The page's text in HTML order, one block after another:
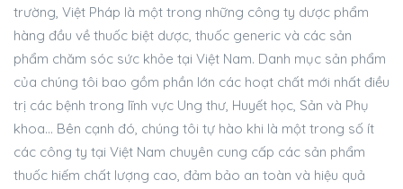
trường, Việt Pháp là một trong những công ty dược phẩm
hàng đầu về thuốc biệt dược, thuốc generic và các sản
phẩm chăm sóc sức khỏe tại Việt Nam. Danh mục sản phẩm
của chúng tôi bao gồm phần lớn các hoạt chất mới nhất điều
trị các bệnh trong lĩnh vực Ung thư, Huyết học, Sản và Phụ
khoa… Bên cạnh đó, chúng tôi tự hào khi là một trong số ít
các công ty tại Việt Nam chuyên cung cấp các sản phẩm
thuốc hiếm chất lượng cao, đảm bảo an toàn và hiệu quả